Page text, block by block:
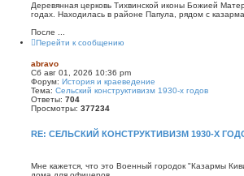
Деревянная церковь Тихвинской иконы Божией
годах. Находилась в районе Папула, рядом с
После ...
Перейти к сообщению
abravo
Сб авг 01, 2026 10:36 pm
Форум: История и краеведение
Тема: Сельский конструктивизм 1930-х годов
Ответы: 704
Просмотры: 377234
RE: СЕЛЬСКИЙ КОНСТРУКТИВИЗМ 1930-Х
Мне кажется, что это Военный городок "Казармы